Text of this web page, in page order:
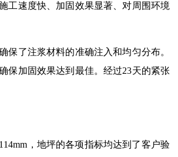
工速度快、加固效果显著、对周围环境
了注浆材料的准确注入和均匀分布。
保加固效果达到最佳。经过23天的紧张
，地坪的各项指标均达到了客户验